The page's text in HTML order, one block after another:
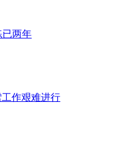
已两年
作艰难进行